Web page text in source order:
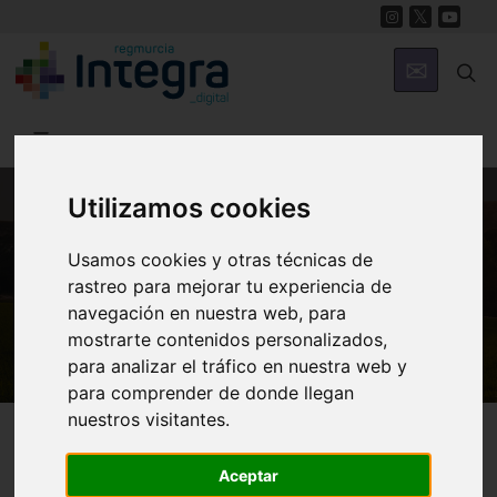
Utilizamos cookies
Usamos cookies y otras técnicas de
rastreo para mejorar tu experiencia de
navegación en nuestra web, para
mostrarte contenidos personalizados,
para analizar el tráfico en nuestra web y
para comprender de donde llegan
nuestros visitantes.
Aceptar
Lorca
Juan Barcelón
Personajes